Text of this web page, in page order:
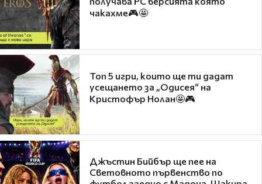
чакахме🎮🤩
Топ 5 игри, които ще ти дадат
усещането за „Одисея“ на
Кристофър Нолан🤩🎮
Джъстин Бийбър ще пее на
Световното първенство по